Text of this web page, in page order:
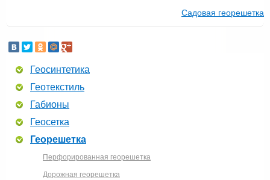
Садовая георешетка
Геосинтетика
Геотекстиль
Габионы
Геосетка
Георешетка
Перфорированная георешетка
Дорожная георешетка